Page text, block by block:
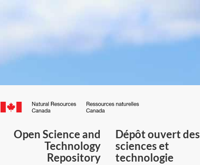
Canada.ca
du
Canada
Open Science and
Technology
Repository
Dépôt ouvert des
sciences et
technologie